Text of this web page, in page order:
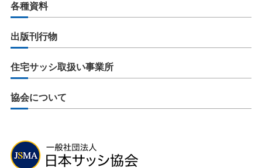
各種資料
出版刊行物
住宅サッシ取扱い事業所
協会について